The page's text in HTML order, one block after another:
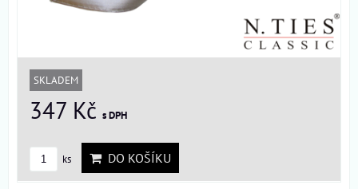
SKLADEM
347 Kč s DPH
ks DO KOŠÍKU